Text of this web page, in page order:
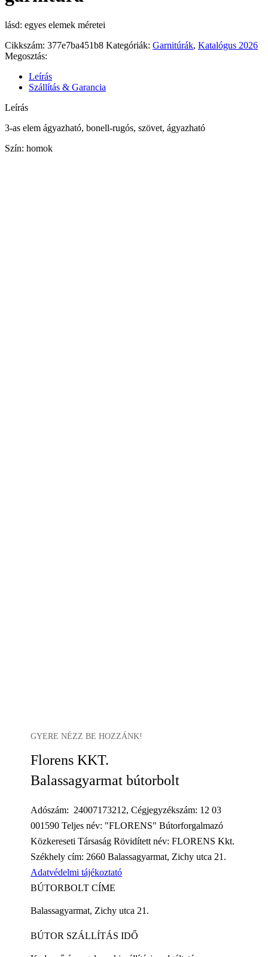
lásd: egyes elemek méretei
Cikkszám: 377e7ba451b8 Kategóriák: Garnitúrák, Katalógus 2026
Megosztás:
Leírás
Szállítás & Garancia
Leírás
3-as elem ágyazható, bonell-rugós, szövet, ágyazható
Szín: homok
GYERE NÉZZ BE HOZZÁNK!
Florens KKT.
Balassagyarmat bútorbolt
Adószám: 24007173212, Cégjegyzékszám: 12 03
001590 Teljes név: "FLORENS" Bútorforgalmazó
Közkereseti Társaság Rövidített név: FLORENS Kkt.
Székhely cím: 2660 Balassagyarmat, Zichy utca 21.
Adatvédelmi tájékoztató
BÚTORBOLT CÍME
Balassagyarmat, Zichy utca 21.
BÚTOR SZÁLLÍTÁS IDŐ